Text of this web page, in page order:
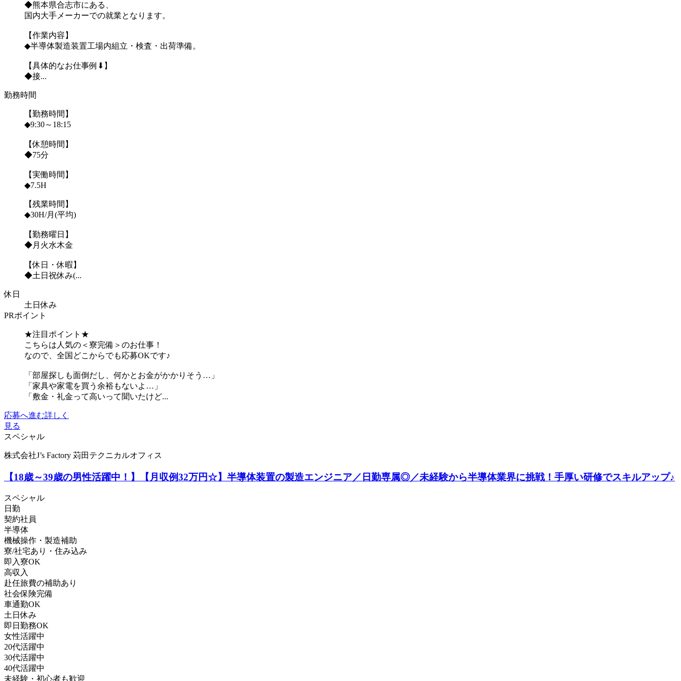
◆熊本県合志市にある、
国内大手メーカーでの就業となります。
【作業内容】
◆半導体製造装置工場内組立・検査・出荷準備。
【具体的なお仕事例⬇】
◆接...
勤務時間
【勤務時間】
◆9:30～18:15
【休憩時間】
◆75分
【実働時間】
◆7.5H
【残業時間】
◆30H/月(平均)
【勤務曜日】
◆月火水木金
【休日・休暇】
◆土日祝休み(...
休日
土日休み
PRポイント
★注目ポイント★
こちらは人気の＜寮完備＞のお仕事！
なので、全国どこからでも応募OKです♪
「部屋探しも面倒だし、何かとお金がかかりそう…」
「家具や家電を買う余裕もないよ…」
「敷金・礼金って高いって聞いたけど...
応募へ進む詳しく
見る
スペシャル
株式会社J’s Factory 苅田テクニカルオフィス
【18歳～39歳の男性活躍中！】【月収例32万円☆】半導体装置の製造エンジニア／日勤専属◎／未経験から半導体業界に挑戦！手厚い研修でスキルアップ♪
スペシャル
日勤
契約社員
半導体
機械操作・製造補助
寮/社宅あり・住み込み
即入寮OK
高収入
赴任旅費の補助あり
社会保険完備
車通勤OK
土日休み
即日勤務OK
女性活躍中
20代活躍中
30代活躍中
40代活躍中
未経験・初心者も歓迎